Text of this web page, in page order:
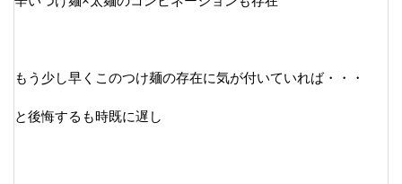
もう少し早くこのつけ麺の存在に気が付いていれば・・・
と後悔するも時既に遅し